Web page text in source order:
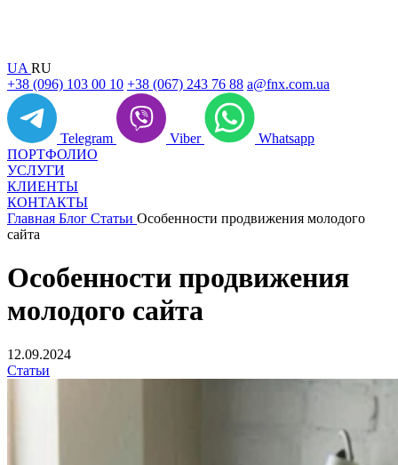
UA RU
+38 (096) 103 00 10 +38 (067) 243 76 88 a@fnx.com.ua
Telegram Viber
Whatsapp
ПОРТФОЛИО
УСЛУГИ
КЛИЕНТЫ
КОНТАКТЫ
Главная Блог Статьи Особенности продвижения молодого
сайта
Особенности продвижения
молодого сайта
12.09.2024
Статьи